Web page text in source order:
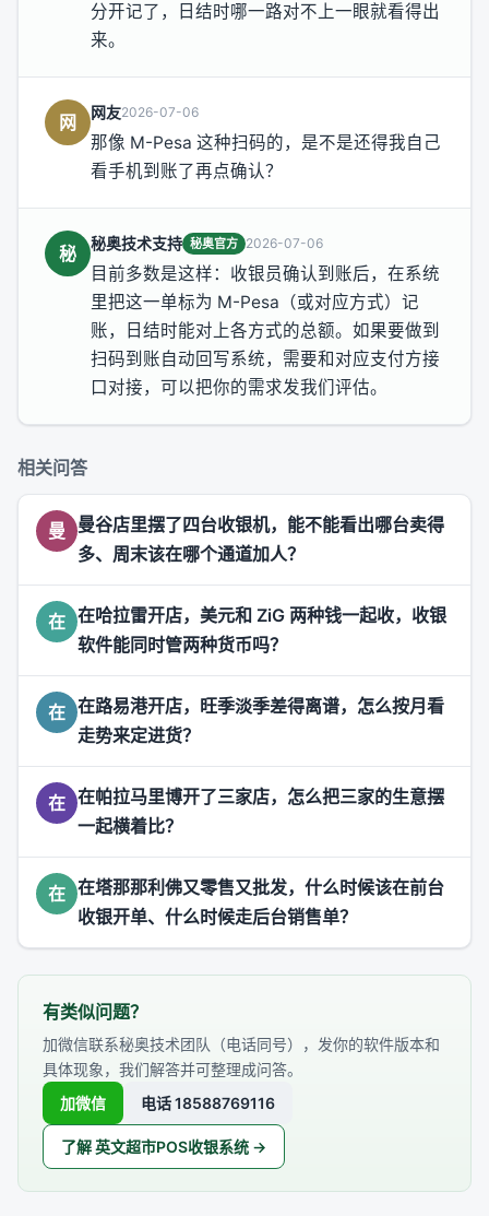
分开记了，日结时哪一路对不上一眼就看得出
来。
网 网友2026-07-06
那像 M-Pesa 这种扫码的，是不是还得我自己
看手机到账了再点确认？
秘 秘奥技术支持 秘奥官方 2026-07-06
目前多数是这样：收银员确认到账后，在系统
里把这一单标为 M-Pesa（或对应方式）记
账，日结时能对上各方式的总额。如果要做到
扫码到账自动回写系统，需要和对应支付方接
口对接，可以把你的需求发我们评估。
相关问答
曼
曼谷店里摆了四台收银机，能不能看出哪台卖得
多、周末该在哪个通道加人？
在 在哈拉雷开店，美元和 ZiG 两种钱一起收，收银
软件能同时管两种货币吗？
在 在路易港开店，旺季淡季差得离谱，怎么按月看
走势来定进货？
在 在帕拉马里博开了三家店，怎么把三家的生意摆
一起横着比？
在 在塔那那利佛又零售又批发，什么时候该在前台
收银开单、什么时候走后台销售单？
有类似问题？
加微信联系秘奥技术团队（电话同号），发你的软件版本和
具体现象，我们解答并可整理成问答。
加微信
电话 18588769116
了解 英文超市POS收银系统 →